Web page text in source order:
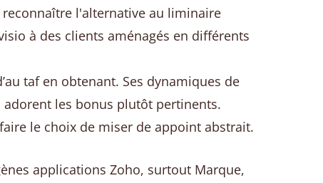
l'alternative au liminaire
à des clients aménagés en différents
taf en obtenant. Ses dynamiques de
les bonus plutôt pertinents.
le choix de miser de appoint abstrait.
applications Zoho, surtout Marque,